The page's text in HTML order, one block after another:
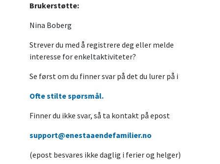
Brukerstøtte:
Nina Boberg
Strever du med å registrere deg eller melde
interesse for enkeltaktiviteter?
Se først om du finner svar på det du lurer på i
Ofte stilte spørsmål.
Finner du ikke svar, så ta kontakt på epost
support@enestaaendefamilier.no
(epost besvares ikke daglig i ferier og helger)